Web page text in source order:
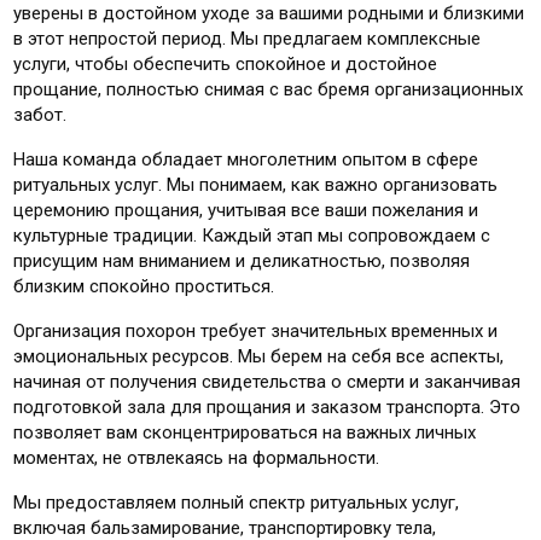
уверены в достойном уходе за вашими родными и близкими
в этот непростой период. Мы предлагаем комплексные
услуги, чтобы обеспечить спокойное и достойное
прощание, полностью снимая с вас бремя организационных
забот.
Наша команда обладает многолетним опытом в сфере
ритуальных услуг. Мы понимаем, как важно организовать
церемонию прощания, учитывая все ваши пожелания и
культурные традиции. Каждый этап мы сопровождаем с
присущим нам вниманием и деликатностью, позволяя
близким спокойно проститься.
Организация похорон требует значительных временных и
эмоциональных ресурсов. Мы берем на себя все аспекты,
начиная от получения свидетельства о смерти и заканчивая
подготовкой зала для прощания и заказом транспорта. Это
позволяет вам сконцентрироваться на важных личных
моментах, не отвлекаясь на формальности.
Мы предоставляем полный спектр ритуальных услуг,
включая бальзамирование, транспортировку тела,